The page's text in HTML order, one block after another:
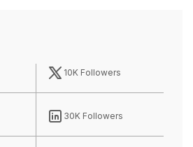
10K Followers
30K Followers